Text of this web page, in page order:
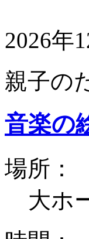
2026年
親子の
音楽の
場所：
大ホ